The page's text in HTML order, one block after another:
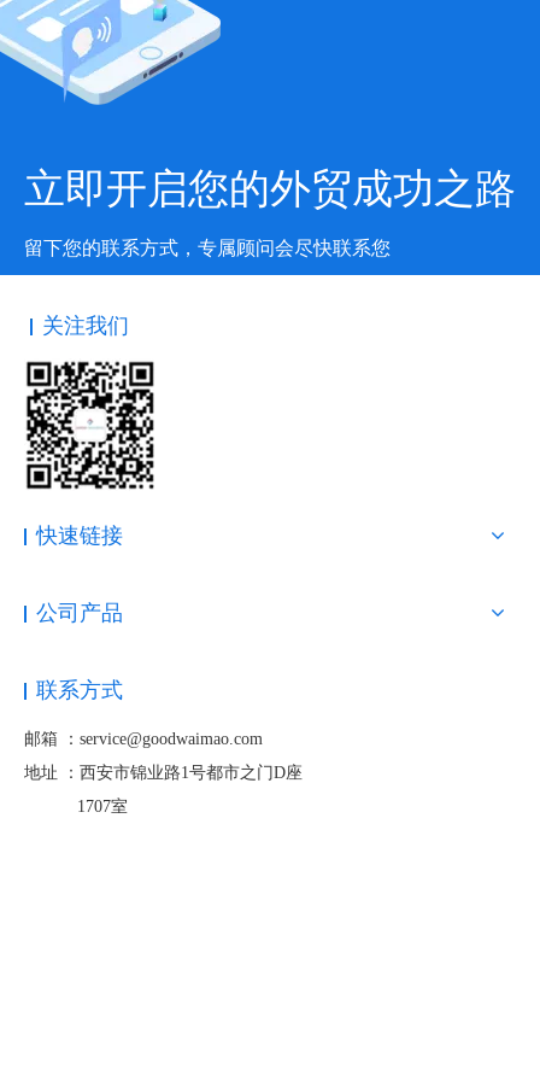
立即开启您的外贸成功之路
留下您的联系方式，专属顾问会尽快联系您
关注我们
快速链接
公司产品
联系方式
邮箱 ：service@goodwaimao.com
地址 ： 西安市锦业路1号都市之门D座
1707室